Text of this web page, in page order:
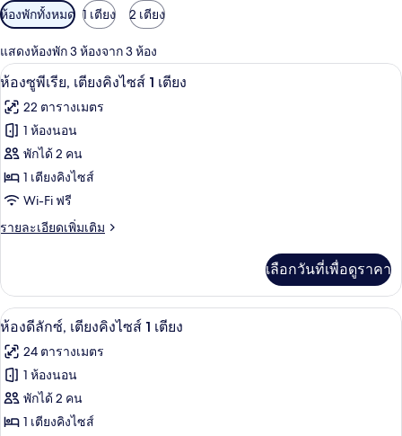
ตัว
กรอง
ที่
มี
ให้
สำหรับ
ห้อง
พัก
ห้องพักทั้งหมด 1 เตียง 2 เตียง
แสดงห้องพัก 3 ห้องจาก 3 ห้อง
เปิด
ภาพถ่าย
ทั้งหมด
ของ
ห้อง
ซู
พี
เตียง
คิง
ไซส์
1
เตียง
ห้องซูพีเรีย, เตียงคิงไซส์ 1 เตียง | ตู้นิ
6
ห้องซูพีเรีย, เตียงคิงไซส์ 1 เตียง
22 ตารางเมตร
1 ห้องนอน
พักได้ 2 คน
1 เตียงคิงไซส์
Wi-Fi ฟรี
รายละเอียดเพิ่มเติม
ราย
เกี่ยว
กับ
ห้อง
พี
เรีย,
เตียง
คิง
ไซส์
เลือกวันที่เพื่อดูราคา
เปิด
ภาพถ่าย
ทั้งหมด
ของ
ห้อง
ตู้นิรภัยในห้องพัก, โต๊ะทำงาน, ผ้าม่าน
6
ห้องดีลักซ์, เตียงคิงไซส์ 1 เตียง
24 ตารางเมตร
1 ห้องนอน
พักได้ 2 คน
1 เตียงคิงไซส์